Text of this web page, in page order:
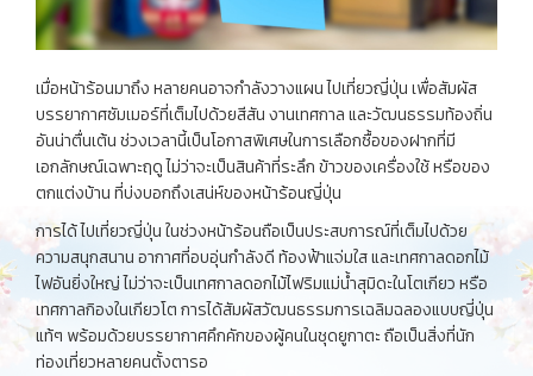
เมื่อหน้าร้อนมาถึง หลายคนอาจกำลังวางแผน ไปเที่ยวญี่ปุ่น เพื่อสัมผัส
บรรยากาศซัมเมอร์ที่เต็มไปด้วยสีสัน งานเทศกาล และวัฒนธรรมท้องถิ่น
อันน่าตื่นเต้น ช่วงเวลานี้เป็นโอกาสพิเศษในการเลือกซื้อของฝากที่มี
เอกลักษณ์เฉพาะฤดู ไม่ว่าจะเป็นสินค้าที่ระลึก ข้าวของเครื่องใช้ หรือของ
ตกแต่งบ้าน ที่บ่งบอกถึงเสน่ห์ของหน้าร้อนญี่ปุ่น
การได้ ไปเที่ยวญี่ปุ่น ในช่วงหน้าร้อนถือเป็นประสบการณ์ที่เต็มไปด้วย
ความสนุกสนาน อากาศที่อบอุ่นกำลังดี ท้องฟ้าแจ่มใส และเทศกาลดอกไม้
ไฟอันยิ่งใหญ่ ไม่ว่าจะเป็นเทศกาลดอกไม้ไฟริมแม่น้ำสุมิดะในโตเกียว หรือ
เทศกาลกิองในเกียวโต การได้สัมผัสวัฒนธรรมการเฉลิมฉลองแบบญี่ปุ่น
แท้ๆ พร้อมด้วยบรรยากาศคึกคักของผู้คนในชุดยูกาตะ ถือเป็นสิ่งที่นัก
ท่องเที่ยวหลายคนตั้งตารอ